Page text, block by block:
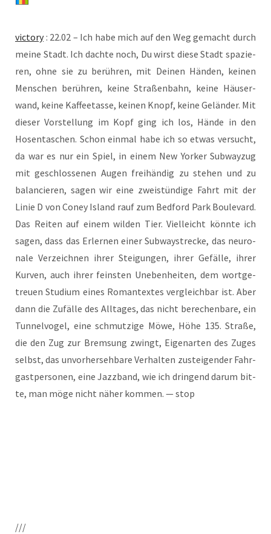
vic­to­ry: 22.02 – Ich habe mich auf den Weg gemacht durch
mei­ne Stadt. Ich dach­te noch, Du wirst die­se Stadt spa­zie­
ren, ohne sie zu berüh­ren, mit Dei­nen Hän­den, kei­nen
Men­schen berüh­ren, kei­ne Stra­ßen­bahn, kei­ne Häu­ser­
wand, kei­ne Kaf­fee­tas­se, kei­nen Knopf, kei­ne Gelän­der. Mit
die­ser Vor­stel­lung im Kopf ging ich los, Hän­de in den
Hosen­ta­schen. Schon ein­mal habe ich so etwas ver­sucht,
da war es nur ein Spiel, in einem New Yor­ker Sub­way­zug
mit geschlos­se­nen Augen frei­hän­dig zu ste­hen und zu
balan­cie­ren, sagen wir eine zwei­stün­di­ge Fahrt mit der
Linie D von Coney Island rauf zum Bedford Park Bou­le­vard.
Das Rei­ten auf einem wil­den Tier. Viel­leicht könn­te ich
sagen, dass das Erler­nen einer Sub­waystre­cke, das neu­ro­
na­le Ver­zeich­nen ihrer Stei­gun­gen, ihrer Gefäl­le, ihrer
Kur­ven, auch ihrer feins­ten Uneben­hei­ten, dem wort­ge­
treu­en Stu­di­um eines Roman­tex­tes ver­gleich­bar ist. Aber
dann die Zufäl­le des All­ta­ges, das nicht bere­chen­ba­re, ein
Tun­nel­vo­gel, eine schmut­zi­ge Möwe, Höhe 135. Stra­ße,
die den Zug zur Brem­sung zwingt, Eigen­ar­ten des Zuges
selbst, das unvor­her­seh­ba­re Ver­hal­ten zustei­gen­der Fahr­
gast­per­so­nen, eine Jazz­band, wie ich drin­gend dar­um bit­
te, man möge nicht näher kom­men. — stop
///